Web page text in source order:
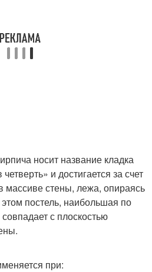
носит название кладка
и достигается за счет
массиве стены, лежа, опираясь
постель, наибольшая по
с плоскостью
при: